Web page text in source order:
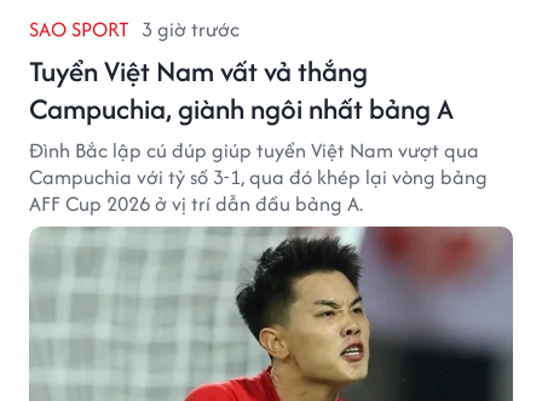
SAO SPORT 3 giờ trước
Tuyển Việt Nam vất vả thắng
Campuchia, giành ngôi nhất bảng A
Đình Bắc lập cú đúp giúp tuyển Việt Nam vượt qua
Campuchia với tỷ số 3-1, qua đó khép lại vòng bảng
AFF Cup 2026 ở vị trí dẫn đầu bảng A.